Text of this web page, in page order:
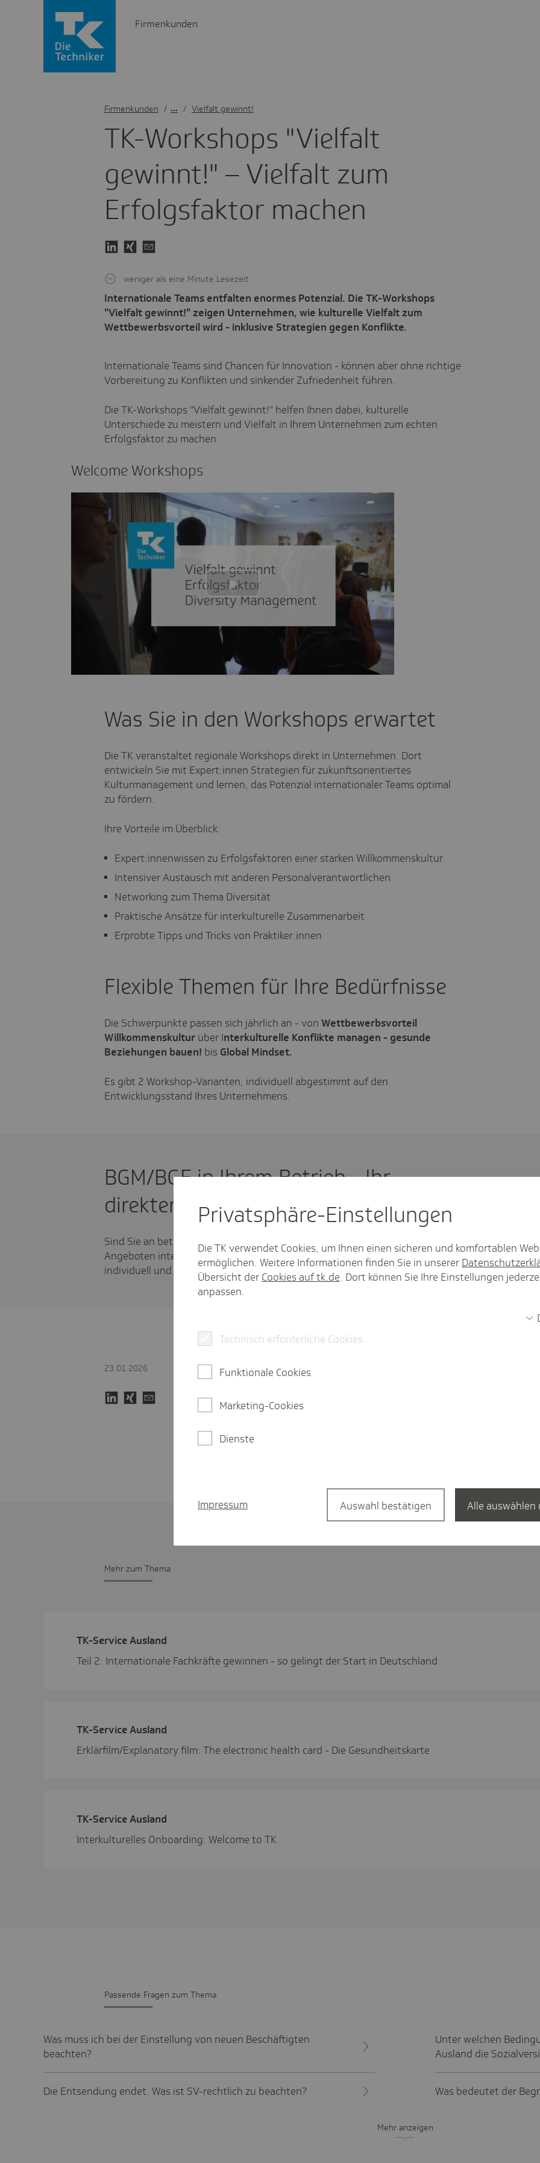
Firmenkunden
TK-Work­shops "Viel­falt
gewinnt!" – Viel­falt zum
Erfolgs­faktor machen
Internationale Teams entfalten enormes Potenzial. Die TK-Workshops
"Vielfalt gewinnt!" zeigen Unternehmen, wie kulturelle Vielfalt zum
Wettbewerbsvorteil wird - inklusive Strategien gegen Konflikte.
weniger als eine Minute Lesezeit
Firmenkunden / Vielfalt gewinnt!
Internationale Teams sind Chancen für Innovation - können aber ohne richtige
Vorbereitung zu Konflikten und sinkender Zufriedenheit führen.
Die TK-Workshops "Vielfalt gewinnt!" helfen Ihnen dabei, kulturelle
Unterschiede zu meistern und Vielfalt in Ihrem Unternehmen zum echten
Erfolgsfaktor zu machen.
Welcome Work­shops
Play
Video
Was Sie in den Workshops erwartet
Die TK veranstaltet regionale Workshops direkt in Unternehmen. Dort
entwickeln Sie mit Expert:innen Strategien für zukunftsorientiertes
Kulturmanagement und lernen, das Potenzial internationaler Teams optimal
zu fördern.
Ihre Vorteile im Überblick:
Expert:innenwissen zu Erfolgsfaktoren einer starken Willkommenskultur
Intensiver Austausch mit anderen Personalverantwortlichen
Networking zum Thema Diversität
Praktische Ansätze für interkulturelle Zusammenarbeit
Erprobte Tipps und Tricks von Praktiker:innen
Flexible Themen für Ihre Bedürfnisse
Die Schwerpunkte passen sich jährlich an - von Wettbewerbsvorteil
Willkommenskulturüber Interkulturelle Konflikte managen - gesunde
Beziehungen bauen! bis Global Mindset.
Es gibt 2 Workshop-Varianten, individuell abgestimmt auf den
Entwicklungsstand Ihres Unternehmens.
BGM/BGF in Ihrem Betrieb - Ihr
direkter Kontakt zur TK
Sind Sie an betrieblichem Gesundheitsmanagement oder speziellen
Angeboten interessiert?Melden Sie sich jetzt bei uns- wir beraten Sie
individuell und zielgerichtet.
23.01.2026
Mehr zum Thema
TK-Service Ausland
Teil 2: Internationale Fachkräfte gewinnen - so gelingt der Start in Deutschland
TK-Service Ausland
Erklärfilm/Explanatory film: The electronic health card - Die Gesundheitskarte
TK-Service Ausland
Interkulturelles Onboarding: Welcome to TK
Passende Fragen zum Thema
Was muss ich bei der Einstellung von neuen Beschäftigten
beachten?
Die Entsendung endet. Was ist SV-rechtlich zu beachten?
Unter welchen
Ausland die
Was bedeutet der
Mehr anzeigen
Privat­sphäre-Einstel­lungen
Die TK verwendet Cookies, um Ihnen einen sicheren und komfortablen
ermöglichen. Weitere Informationen finden Sie in unserer
Übersicht der Cookies auf tk.de. Dort können Sie Ihre Einstellungen
anpassen.
Technisch erforderliche Cookies
Funktionale Cookies
Marketing-Cookies
Dienste
Impressum Auswahl bestätigen Alle auswählen